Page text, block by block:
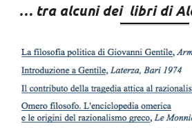
… tra alcuni dei libri di